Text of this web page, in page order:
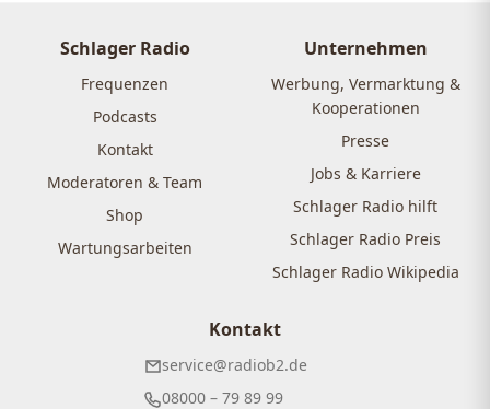
Schlager Radio
Frequenzen
Podcasts
Kontakt
Moderatoren & Team
Shop
Wartungsarbeiten
Unternehmen
Werbung, Vermarktung &
Kooperationen
Presse
Jobs & Karriere
Schlager Radio hilft
Schlager Radio Preis
Schlager Radio Wikipedia
Kontakt
service@radiob2.de
08000 – 79 89 99